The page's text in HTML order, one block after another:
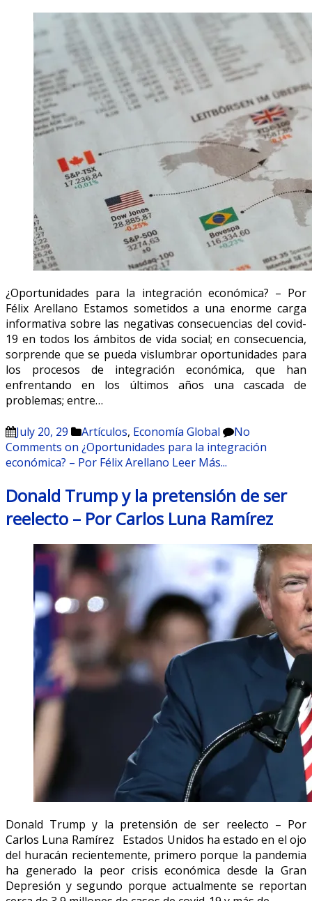
¿Oportunidades para la integración económica? – Por
Félix Arellano Estamos sometidos a una enorme carga
informativa sobre las negativas consecuencias del covid-
19 en todos los ámbitos de vida social; en consecuencia,
sorprende que se pueda vislumbrar oportunidades para
los procesos de integración económica, que han
enfrentando en los últimos años una cascada de
problemas; entre…
July 20, 29 Artículos, Economía Global
No
Comments on ¿Oportunidades para la integración
económica? – Por Félix Arellano Leer Más...
Donald Trump y la pretensión de ser
reelecto – Por Carlos Luna Ramírez
Donald Trump y la pretensión de ser reelecto – Por
Carlos Luna Ramírez Estados Unidos ha estado en el ojo
del huracán recientemente, primero porque la pandemia
ha generado la peor crisis económica desde la Gran
Depresión y segundo porque actualmente se reportan